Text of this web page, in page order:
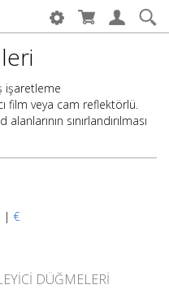
işaretleme
film veya cam reflektörlü.
sınırlandırılması
| €
DÜĞMELERI